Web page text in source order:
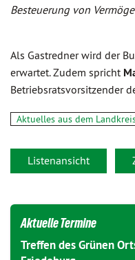
Besteuerung von
Als Gastredner wird der
erwartet. Zudem spricht
Betriebsratsvorsitzender
Aktuelles aus dem
Listenansicht
Aktuelle Termine
Treffen des Grünen